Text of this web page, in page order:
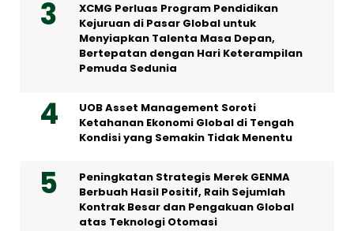
XCMG Perluas Program Pendidikan
Kejuruan di Pasar Global untuk
Menyiapkan Talenta Masa Depan,
Bertepatan dengan Hari Keterampilan
Pemuda Sedunia
UOB Asset Management Soroti
Ketahanan Ekonomi Global di Tengah
Kondisi yang Semakin Tidak Menentu
Peningkatan Strategis Merek GENMA
Berbuah Hasil Positif, Raih Sejumlah
Kontrak Besar dan Pengakuan Global
atas Teknologi Otomasi